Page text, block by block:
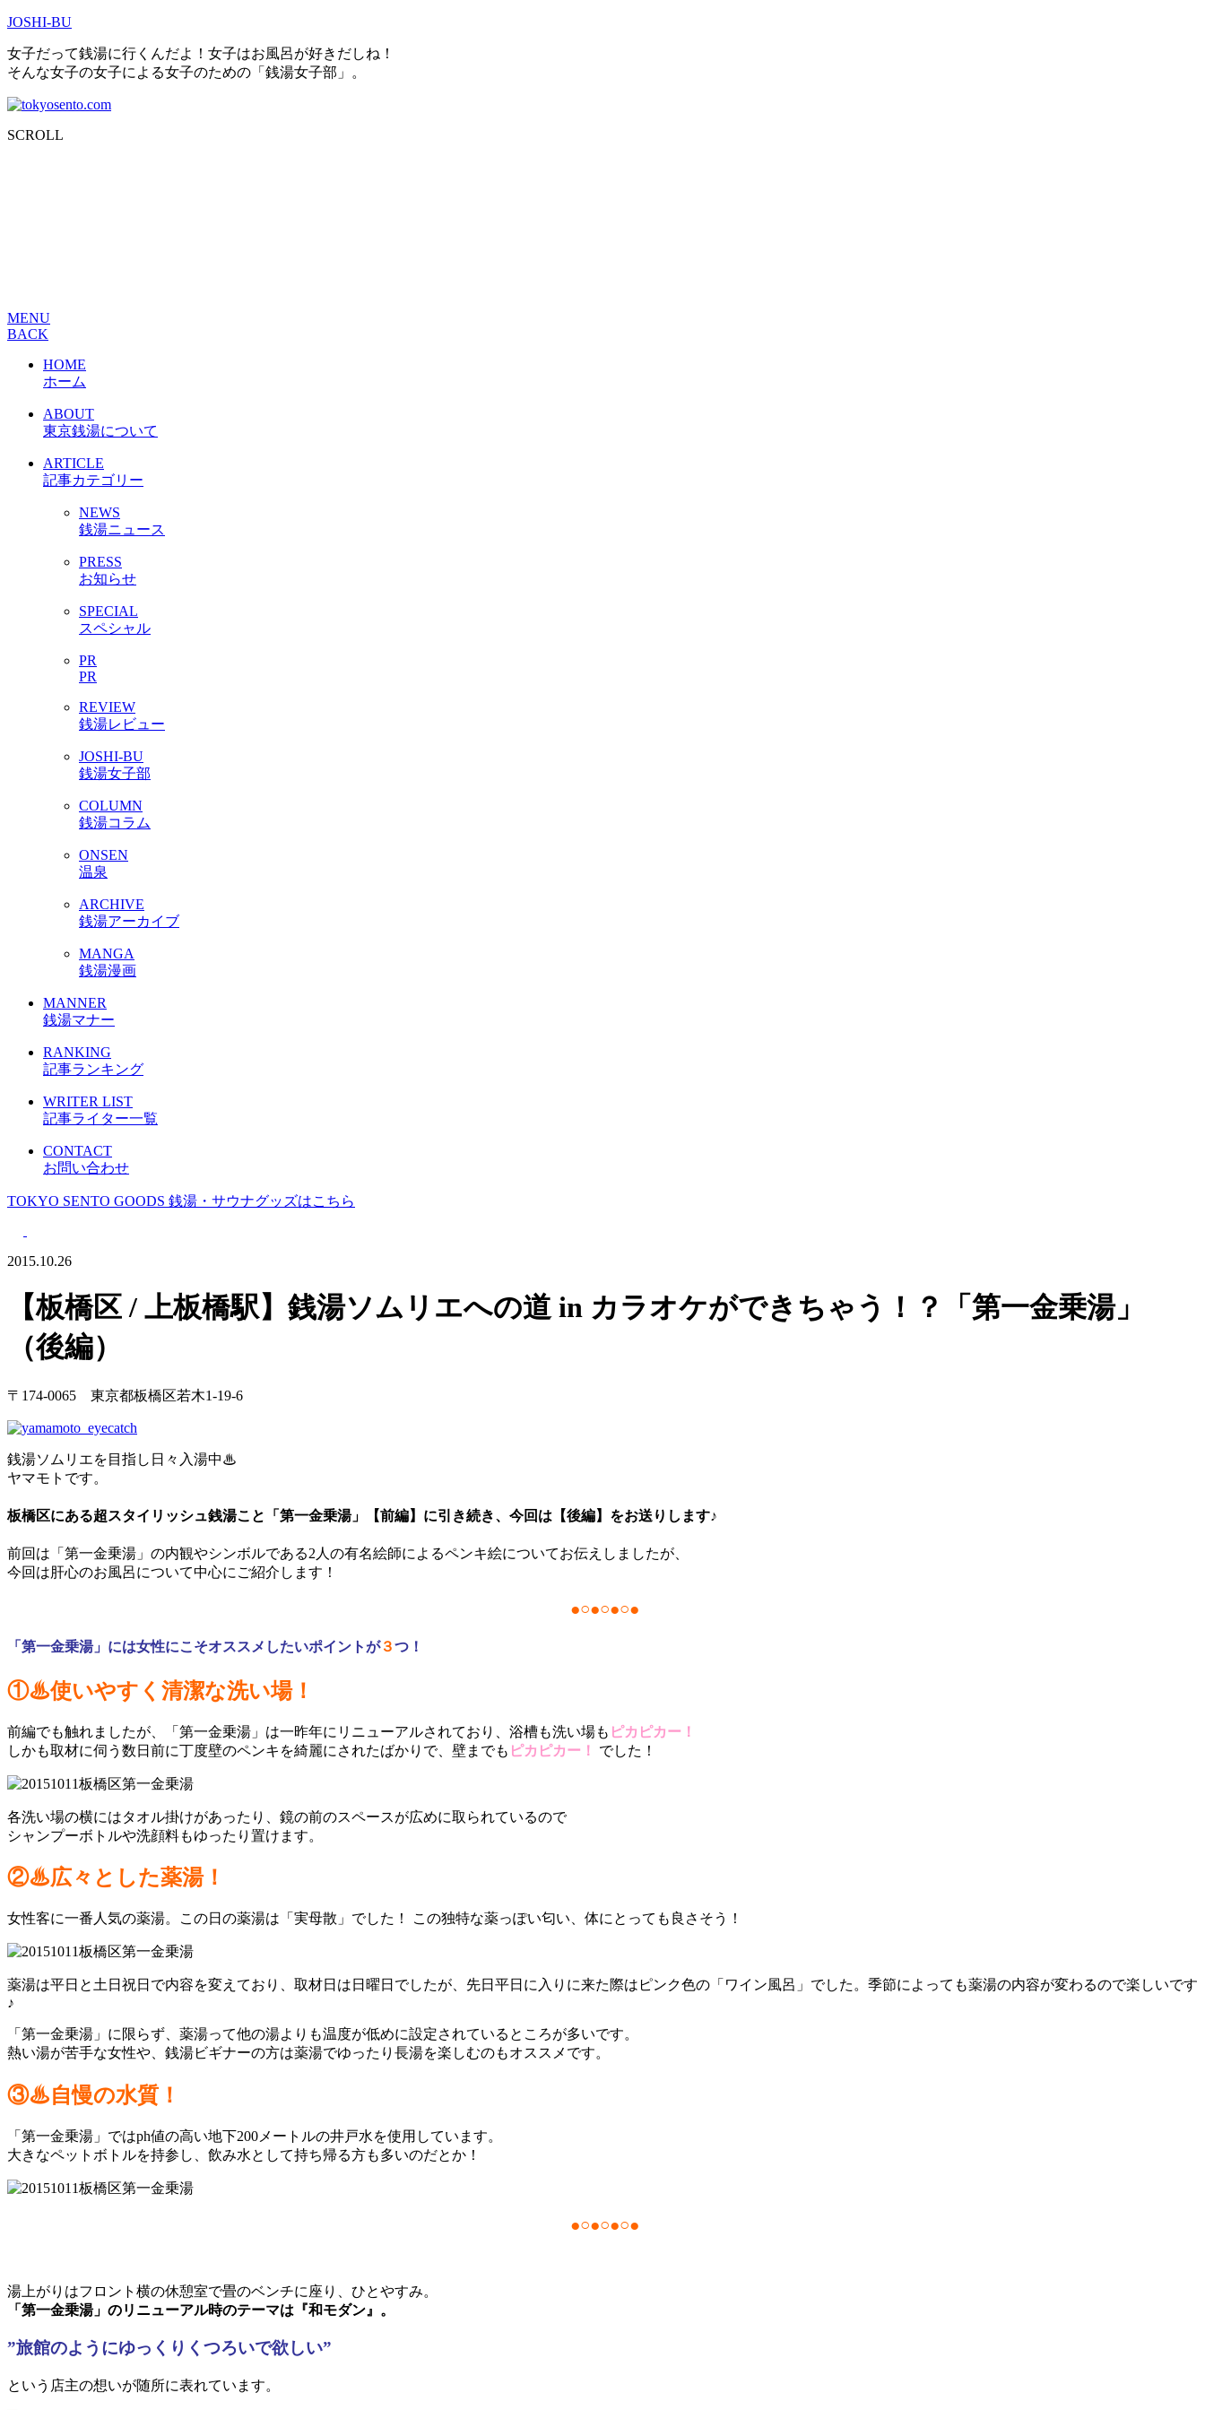
JOSHI-BU
女子だって銭湯に行くんだよ！女子はお風呂が好きだしね！
そんな女子の女子による女子のための「銭湯女子部」。
SCROLL
MENU
BACK
HOME
ホーム
ABOUT
東京銭湯について
ARTICLE
記事カテゴリー
NEWS
銭湯ニュース
PRESS
お知らせ
SPECIAL
スペシャル
PR
PR
REVIEW
銭湯レビュー
JOSHI-BU
銭湯女子部
COLUMN
銭湯コラム
ONSEN
温泉
ARCHIVE
銭湯アーカイブ
MANGA
銭湯漫画
MANNER
銭湯マナー
RANKING
記事ランキング
WRITER LIST
記事ライター一覧
CONTACT
お問い合わせ
TOKYO SENTO GOODS 銭湯・サウナグッズはこちら
2015.10.26
【板橋区 / 上板橋駅】銭湯ソムリエへの道 in カラオケができちゃう！？「第一金乗湯」
（後編）
〒174-0065 東京都板橋区若木1-19-6
銭湯ソムリエを目指し日々入湯中♨
ヤマモトです。
板橋区にある超スタイリッシュ銭湯こと「第一金乗湯」【前編】に引き続き、今回は【後編】をお送りします♪
前回は「第一金乗湯」の内観やシンボルである2人の有名絵師によるペンキ絵についてお伝えしましたが、
今回は肝心のお風呂について中心にご紹介します！
●○●○●○●
「第一金乗湯」には女性にこそオススメしたいポイントが３つ！
①♨使いやすく清潔な洗い場！
前編でも触れましたが、「第一金乗湯」は一昨年にリニューアルされており、浴槽も洗い場も ピカピカー！
しかも取材に伺う数日前に丁度壁のペンキを綺麗にされたばかりで、壁までも ピカピカー！ でした！
各洗い場の横にはタオル掛けがあったり、鏡の前のスペースが広めに取られているので
シャンプーボトルや洗顔料もゆったり置けます。
②♨広々とした薬湯！
女性客に一番人気の薬湯。この日の薬湯は「実母散」でした！ この独特な薬っぽい匂い、体にとっても良さそう！
薬湯は平日と土日祝日で内容を変えており、取材日は日曜日でしたが、先日平日に入りに来た際はピンク色の「ワイン風呂」でした。季節によっても薬湯の内容が変わるので楽しいです
♪
「第一金乗湯」に限らず、薬湯って他の湯よりも温度が低めに設定されているところが多いです。
熱い湯が苦手な女性や、銭湯ビギナーの方は薬湯でゆったり長湯を楽しむのもオススメです。
③♨自慢の水質！
「第一金乗湯」ではph値の高い地下200メートルの井戸水を使用しています。
大きなペットボトルを持参し、飲み水として持ち帰る方も多いのだとか！
●○●○●○●
湯上がりはフロント横の休憩室で畳のベンチに座り、ひとやすみ。
「第一金乗湯」のリニューアル時のテーマは『和モダン』。
”旅館のようにゆっくりくつろいで欲しい”
という店主の想いが随所に表れています。